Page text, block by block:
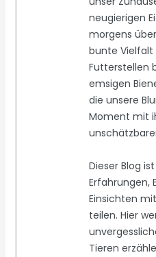
neugierigen
morgens
bunte Vielfalt
Futterstellen
emsigen
die unsere
Moment mit
Dieser Blog
Erfahrungen,
Einsichten
teilen. Hier
Tieren